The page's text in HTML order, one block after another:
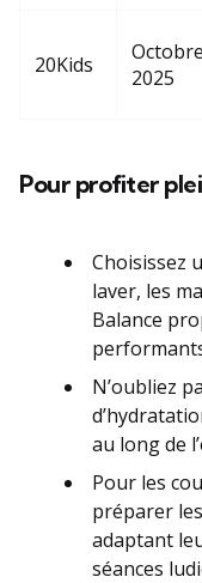
20Kids
Octobre
2025
Pour profiter
Choisissez
laver, les
Balance
N’oubliez
au long de
Pour les
préparer
adaptant
séances